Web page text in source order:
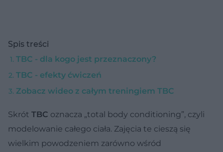
Spis treści
TBC - dla kogo jest przeznaczony?
TBC - efekty ćwiczeń
Zobacz wideo z całym treningiem TBC
Skrót TBC oznacza „total body conditioning”, czyli
modelowanie całego ciała. Zajęcia te cieszą się
wielkim powodzeniem zarówno wśród